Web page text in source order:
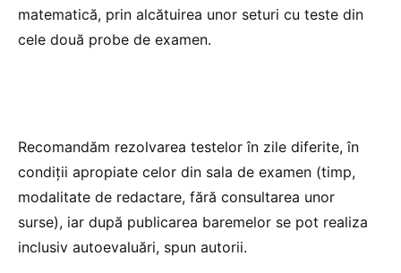
matematică, prin alcătuirea unor seturi cu teste din
cele două probe de examen.
Recomandăm rezolvarea testelor în zile diferite, în
condiții apropiate celor din sala de examen (timp,
modalitate de redactare, fără consultarea unor
surse), iar după publicarea baremelor se pot realiza
inclusiv autoevaluări, spun autorii.